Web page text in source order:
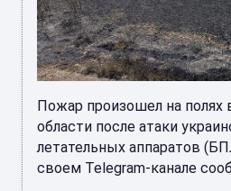
Пожар произошел на полях
области после атаки
летательных аппаратов
своем Telegram-канале